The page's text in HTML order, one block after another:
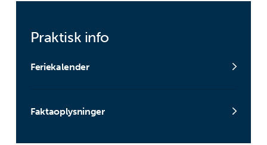
Praktisk info
Feriekalender
Faktaoplysninger